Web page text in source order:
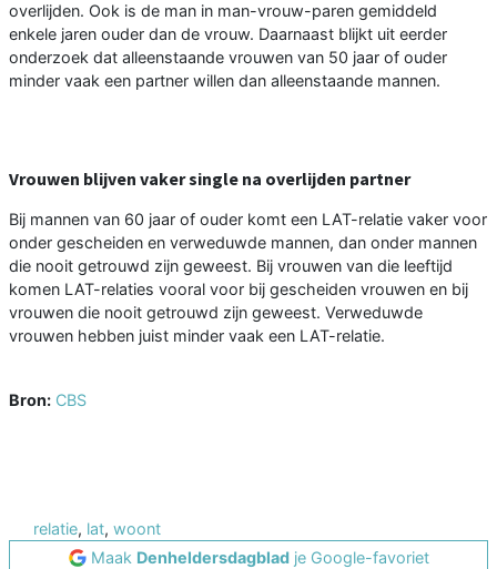
overlijden. Ook is de man in man-vrouw-paren gemiddeld
enkele jaren ouder dan de vrouw. Daarnaast blijkt uit eerder
onderzoek dat alleenstaande vrouwen van 50 jaar of ouder
minder vaak een partner willen dan alleenstaande mannen.
Vrouwen blijven vaker single na overlijden partner
Bij mannen van 60 jaar of ouder komt een LAT-relatie vaker voor
onder gescheiden en verweduwde mannen, dan onder mannen
die nooit getrouwd zijn geweest. Bij vrouwen van die leeftijd
komen LAT-relaties vooral voor bij gescheiden vrouwen en bij
vrouwen die nooit getrouwd zijn geweest. Verweduwde
vrouwen hebben juist minder vaak een LAT-relatie.
Bron: CBS
relatie, lat, woont
Maak Denheldersdagbladje Google-favoriet